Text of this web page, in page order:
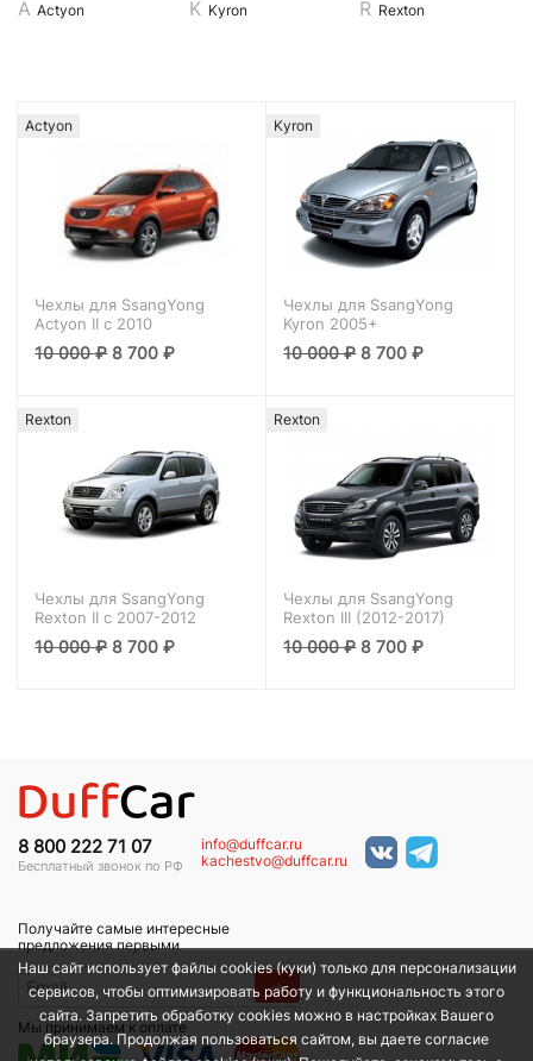
Actyon Kyron Rexton
Actyon
Чехлы для SsangYong
Actyon II с 2010
10 000₽ 8 700₽
Kyron
Чехлы для SsangYong
Kyron 2005+
10 000₽ 8 700₽
Rexton
Чехлы для SsangYong
Rexton II с 2007-2012
10 000₽ 8 700₽
Rexton
Чехлы для SsangYong
Rexton III (2012-2017)
10 000₽ 8 700₽
8 800 222 71 07
Бесплатный звонок по РФ
info@duffcar.ru
kachestvo@duffcar.ru
Получайте самые интересные
предложения первыми
→
Мы принимаем к оплате
Наш сайт использует файлы cookies (куки) только для персонализации
сервисов, чтобы оптимизировать работу и функциональность этого
сайта. Запретить обработку cookies можно в настройках Вашего
браузера. Продолжая пользоваться сайтом, вы даете согласие